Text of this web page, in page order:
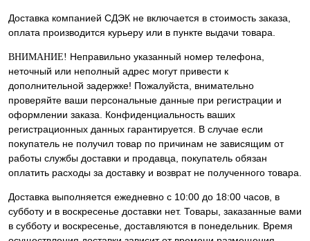
Доставка компанией СДЭК не включается в стоимость заказа,
оплата производится курьеру или в пункте выдачи товара.
ВНИМАНИЕ! Неправильно указанный номер телефона,
неточный или неполный адрес могут привести к
дополнительной задержке! Пожалуйста, внимательно
проверяйте ваши персональные данные при регистрации и
оформлении заказа. Конфиденциальность ваших
регистрационных данных гарантируется. В случае если
покупатель не получил товар по причинам не зависящим от
работы службы доставки и продавца, покупатель обязан
оплатить расходы за доставку и возврат не полученного товара.
Доставка выполняется ежедневно с 10:00 до 18:00 часов, в
субботу и в воскресенье доставки нет. Товары, заказанные вами
в субботу и воскресенье, доставляются в понедельник. Время